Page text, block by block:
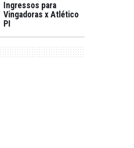
Ingressos para
Vingadoras x Atlético
PI